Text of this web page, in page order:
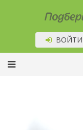
Подбери
ВОЙТИ